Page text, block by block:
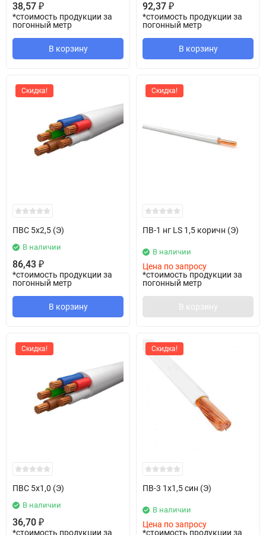
38,57 ₽
*стоимость продукции за
погонный метр
В корзину
92,37 ₽
*стоимость продукции за
погонный метр
В корзину
Скидка!
ПВС 5х2,5 (Э)
В наличии
86,43 ₽
*стоимость продукции за
погонный метр
В корзину
Скидка!
ПВ-1 нг LS 1,5 коричн (Э)
В наличии
Цена по запросу
*стоимость продукции за
погонный метр
В корзину
Скидка!
ПВС 5х1,0 (Э)
В наличии
36,70 ₽
*стоимость продукции за
Скидка!
ПВ-3 1х1,5 син (Э)
В наличии
Цена по запросу
*стоимость продукции за